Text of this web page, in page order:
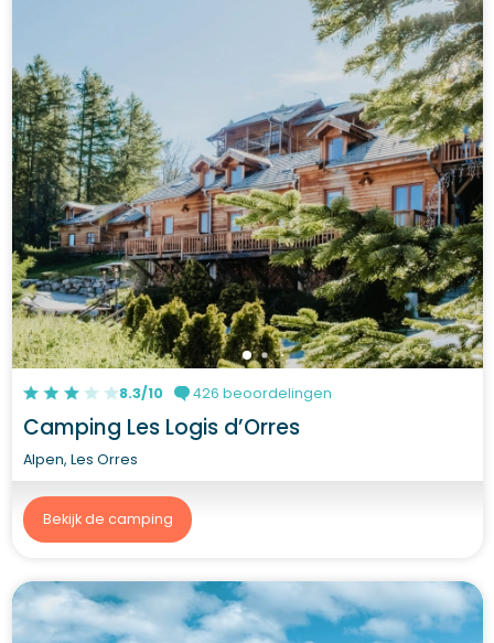
8.3/10 426 beoordelingen
Camping Les Logis d’Orres
Alpen, Les Orres
Bekijk de camping